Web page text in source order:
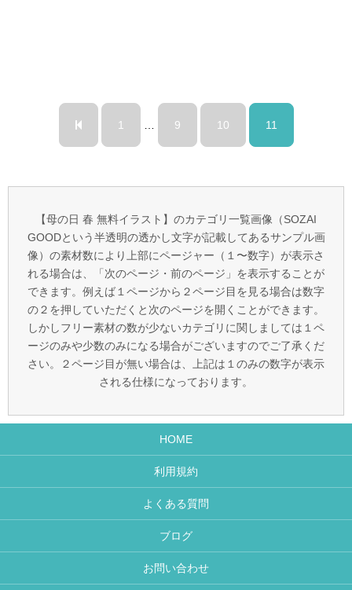
1 9 10 11
【母の日 春 無料イラスト】のカテゴリ一覧画像（SOZAI
GOODという半透明の透かし文字が記載してあるサンプル画
像）の素材数により上部にページャー（１〜数字）が表示さ
れる場合は、「次のページ・前のページ」を表示することが
できます。例えば１ページから２ページ目を見る場合は数字
の２を押していただくと次のページを開くことができます。
しかしフリー素材の数が少ないカテゴリに関しましては１ペ
ージのみや少数のみになる場合がございますのでご了承くだ
さい。２ページ目が無い場合は、上記は１のみの数字が表示
される仕様になっております。
HOME
利用規約
よくある質問
ブログ
お問い合わせ